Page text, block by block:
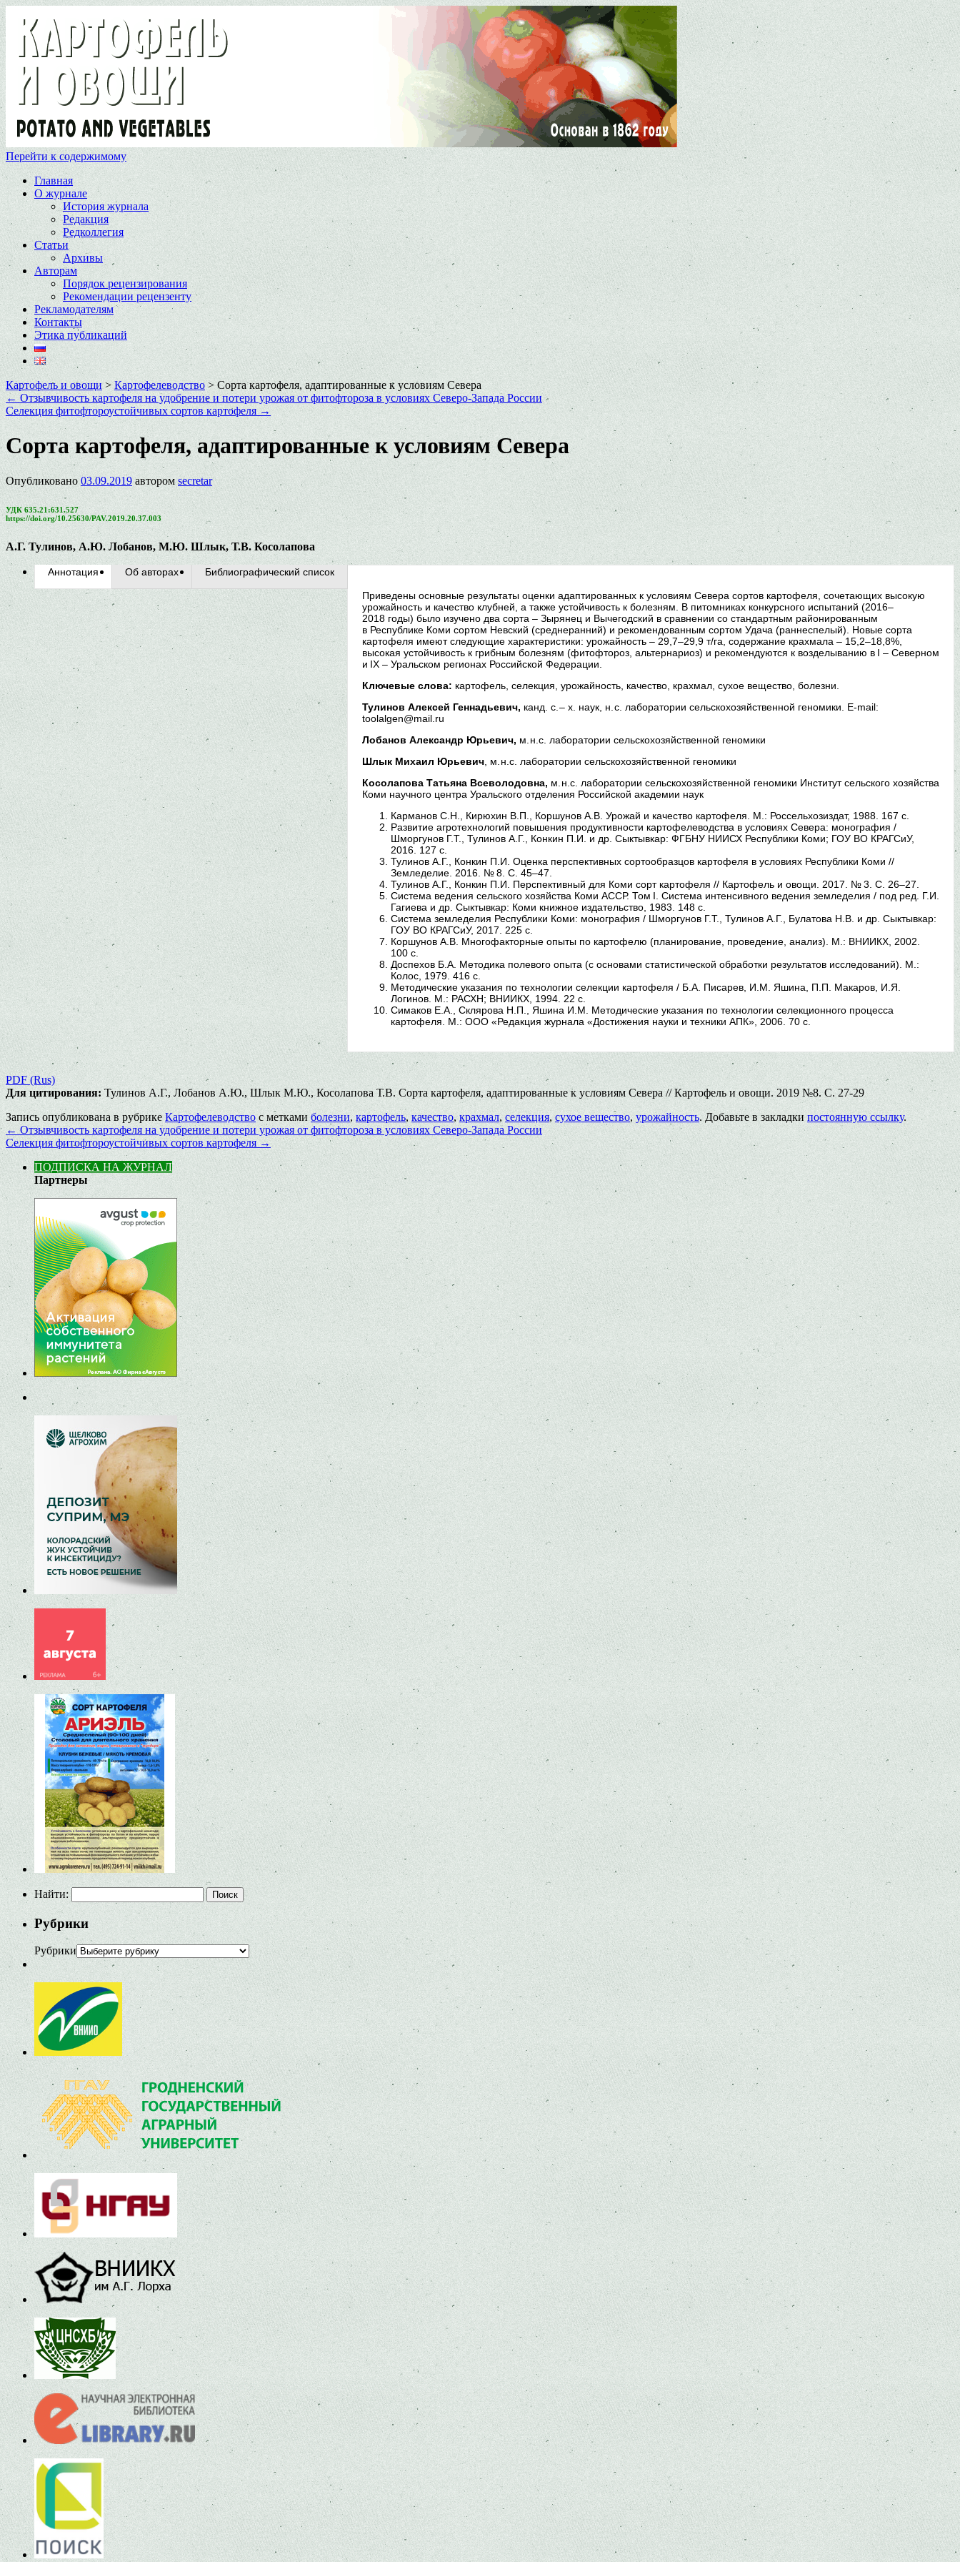
Перейти к содержимому
Главная
О журнале
История журнала
Редакция
Редколлегия
Статьи
Архивы
Авторам
Порядок рецензирования
Рекомендации рецензенту
Рекламодателям
Контакты
Этика публикаций
Картофель и овощи > Картофелеводство >Сорта картофеля, адаптированные к условиям Севера
← Отзывчивость картофеля на удобрение и потери урожая от фитофтороза в условиях Северо-Запада России
Селекция фитофтороустойчивых сортов картофеля →
Сорта картофеля, адаптированные к условиям Севера
Опубликовано 03.09.2019 автором secretar
УДК 635.21:631.527
https://doi.org/10.25630/PAV.2019.20.37.003
А.Г. Тулинов, А.Ю. Лобанов, М.Ю. Шлык, Т.В. Косолапова
Аннотация Об авторах Библиографический список
Приведены основные результаты оценки адаптированных к условиям Севера сортов картофеля, сочетающих высокую
урожайность и качество клубней, а также устойчивость к болезням. В питомниках конкурсного испытаний (2016–
2018 годы) было изучено два сорта – Зырянец и Вычегодский в сравнении со стандартным районированным
в Республике Коми сортом Невский (среднеранний) и рекомендованным сортом Удача (раннеспелый). Новые сорта
картофеля имеют следующие характеристики: урожайность – 29,7–29,9 т/га, содержание крахмала – 15,2–18,8%,
высокая устойчивость к грибным болезням (фитофтороз, альтернариоз) и рекомендуются к возделыванию в I – Северном
и IX – Уральском регионах Российской Федерации.
Ключевые слова: картофель, селекция, урожайность, качество, крахмал, сухое вещество, болезни.
Тулинов Алексей Геннадьевич, канд. с. – х. наук, н. с. лаборатории сельскохозяйственной геномики. E-mail:
toolalgen@mail.ru
Лобанов Александр Юрьевич, м. н.с. лаборатории сельскохозяйственной геномики
Шлык Михаил Юрьевич , м. н.с. лаборатории сельскохозяйственной геномики
Косолапова Татьяна Всеволодовна, м. н.с. лаборатории сельскохозяйственной геномики Институт сельского хозяйства
Коми научного центра Уральского отделения Российской академии наук
Карманов С.Н., Кирюхин В.П., Коршунов А.В. Урожай и качество картофеля. М.: Россельхозиздат, 1988. 167 с.
Развитие агротехнологий повышения продуктивности картофелеводства в условиях Севера: монография /
Шморгунов Г.Т., Тулинов А.Г., Конкин П.И. и др. Сыктывкар: ФГБНУ НИИСХ Республики Коми; ГОУ ВО КРАГСиУ,
2016. 127 с.
Тулинов А.Г., Конкин П.И. Оценка перспективных сортообразцов картофеля в условиях Республики Коми //
Земледелие. 2016. № 8. С. 45–47.
Тулинов А.Г., Конкин П.И. Перспективный для Коми сорт картофеля // Картофель и овощи. 2017. № 3. С. 26–27.
Система ведения сельского хозяйства Коми АССР. Том I. Система интенсивного ведения земледелия / под ред. Г.И.
Гагиева и др. Сыктывкар: Коми книжное издательство, 1983. 148 с.
Система земледелия Республики Коми: монография / Шморгунов Г.Т., Тулинов А.Г., Булатова Н.В. и др. Сыктывкар:
ГОУ ВО КРАГСиУ, 2017. 225 с.
Коршунов А.В. Многофакторные опыты по картофелю (планирование, проведение, анализ). М.: ВНИИКХ, 2002.
100 с.
Доспехов Б.А. Методика полевого опыта (с основами статистической обработки результатов исследований). М.:
Колос, 1979. 416 с.
Методические указания по технологии селекции картофеля / Б.А. Писарев, И.М. Яшина, П.П. Макаров, И.Я.
Логинов. М.: РАСХН; ВНИИКХ, 1994. 22 с.
Симаков Е.А., Склярова Н.П., Яшина И.М. Методические указания по технологии селекционного процесса
картофеля. М.: ООО «Редакция журнала «Достижения науки и техники АПК», 2006. 70 с.
PDF (Rus)
Для цитирования: Тулинов А.Г., Лобанов А.Ю., Шлык М.Ю., Косолапова Т.В. Сорта картофеля, адаптированные к условиям Севера // Картофель и овощи. 2019 №8. С. 27-29
Запись опубликована в рубрике Картофелеводство с метками болезни, картофель, качество, крахмал, селекция, сухое вещество, урожайность. Добавьте в закладки постоянную ссылку.
← Отзывчивость картофеля на удобрение и потери урожая от фитофтороза в условиях Северо-Запада России
Селекция фитофтороустойчивых сортов картофеля →
ПОДПИСКА НА ЖУРНАЛ
Партнеры
Найти:
Рубрики
Рубрики